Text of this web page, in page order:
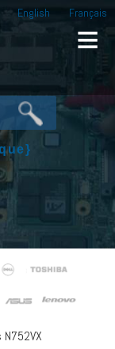
English Français
informatique,